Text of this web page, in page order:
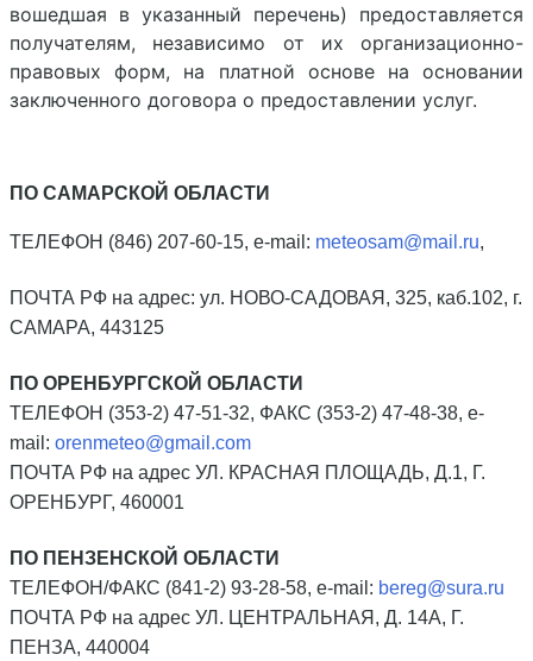
вошедшая в указанный перечень) предоставляется
получателям, независимо от их организационно-
правовых форм, на платной основе на основании
заключенного договора о предоставлении услуг.
ПО САМАРСКОЙ ОБЛАСТИ
ТЕЛЕФОН (846) 207-60-15, e-mail: meteosam@mail.ru,
ПОЧТА РФ на адрес: ул. НОВО-САДОВАЯ, 325, каб.102, г.
САМАРА, 443125
ПО ОРЕНБУРГСКОЙ ОБЛАСТИ
ТЕЛЕФОН (353-2) 47-51-32, ФАКС (353-2) 47-48-38, e-
mail: orenmeteo@gmail.com
ПОЧТА РФ на адрес УЛ. КРАСНАЯ ПЛОЩАДЬ, Д.1, Г.
ОРЕНБУРГ, 460001
ПО ПЕНЗЕНСКОЙ ОБЛАСТИ
ТЕЛЕФОН/ФАКС (841-2) 93-28-58, e-mail: bereg@sura.ru
ПОЧТА РФ на адрес УЛ. ЦЕНТРАЛЬНАЯ, Д. 14А, Г.
ПЕНЗА, 440004